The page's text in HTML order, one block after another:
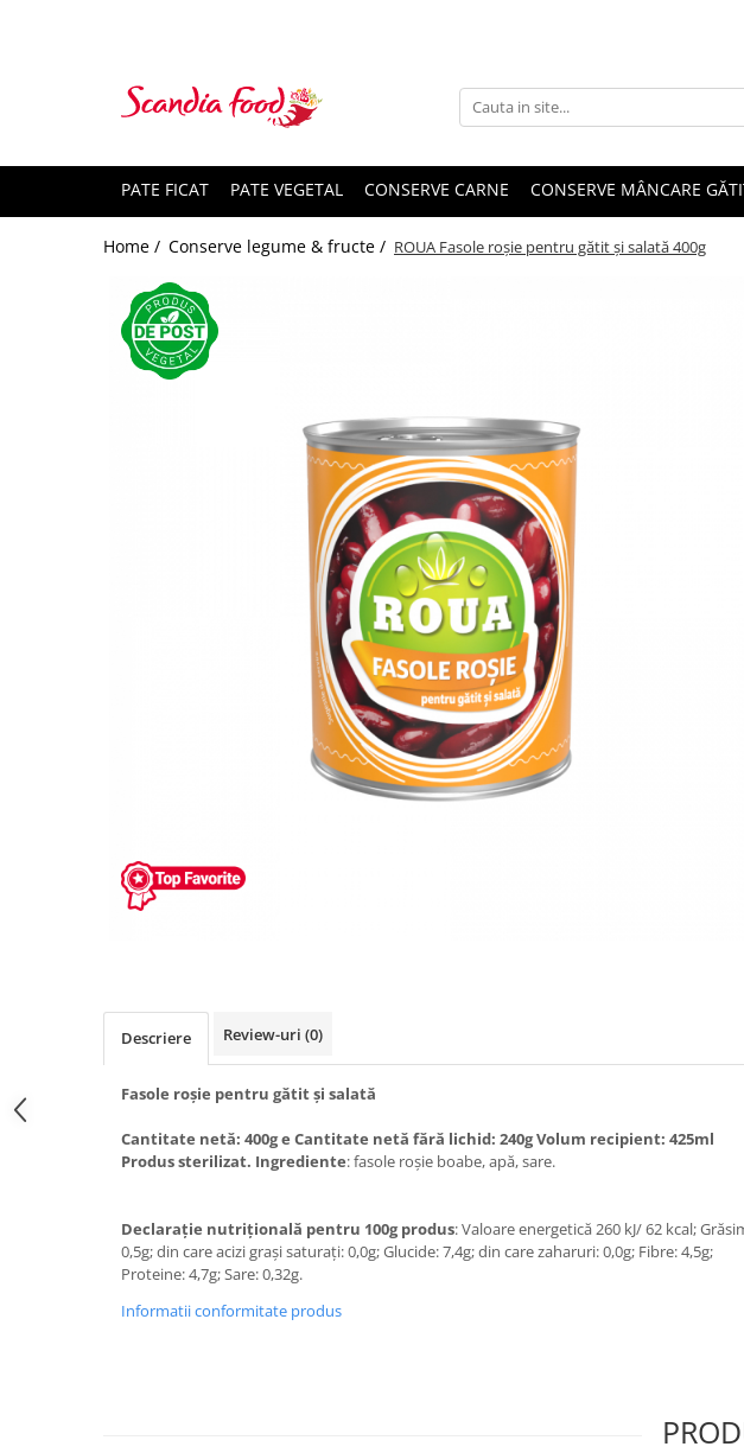
PATE FICAT PATE VEGETAL CONSERVE CARNE CONSERVE MÂNCARE
Home / Conserve legume & fructe / ROUA Fasole roșie pentru gătit și salată 400g
Descriere Review-uri (0)
Fasole roșie pentru gătit și salată
Cantitate netă: 400g e Cantitate netă fără lichid: 240g Volum recipient: 425ml
Produs sterilizat. Ingrediente: fasole roșie boabe, apă,
Declarație nutrițională pentru 100g produs: Valoare energetică 260 kJ/ 62 kcal;
0,5g; din care acizi grași saturați: 0,0g; Glucide: 7,4g; din care zaharuri: 0,0g; Fibre: 4,5g;
Proteine: 4,7g; Sare: 0,32g.
Informatii conformitate produs